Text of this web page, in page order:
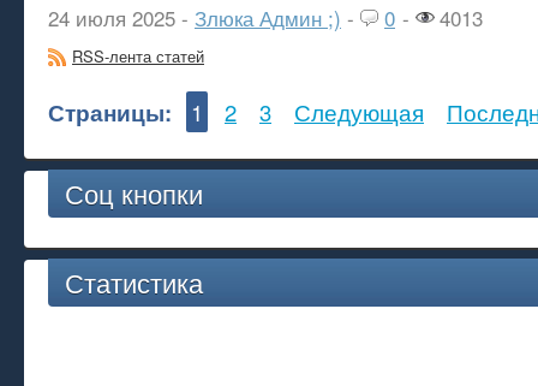
24 июля 2025 - Злюка Админ ;) - 0 - 4013
RSS-лента статей
Страницы: 1 2 3 Следующая
Соц кнопки
Статистика